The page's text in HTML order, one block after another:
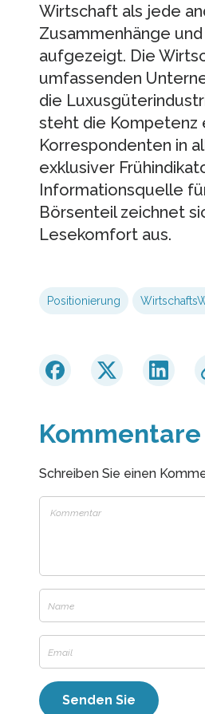
Wirtschaft als jede
Zusammenhänge
aufgezeigt. Die
umfassenden
die
steht die Kompetenz
Korrespondenten in
exklusiver
Informationsquelle
Börsenteil zeichnet
Lesekomfort aus.
Positionierung
Schreiben Sie einen